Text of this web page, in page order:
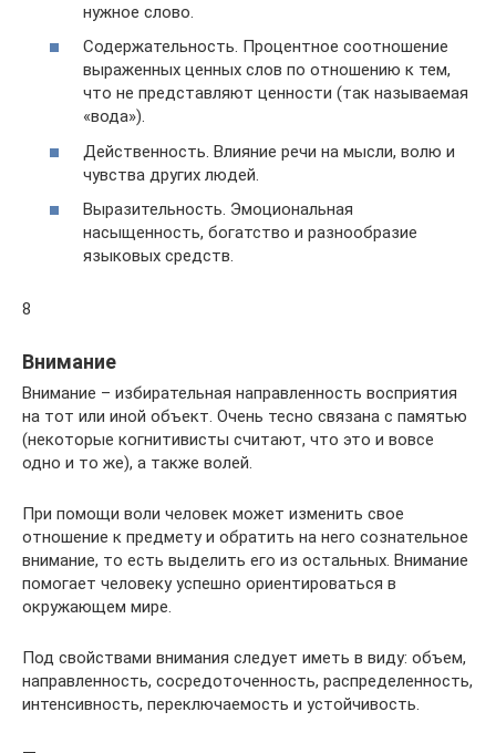
нужное слово.
Содержательность. Процентное соотношение
выраженных ценных слов по отношению к тем,
что не представляют ценности (так называемая
«вода»).
Действенность. Влияние речи на мысли, волю и
чувства других людей.
Выразительность. Эмоциональная
насыщенность, богатство и разнообразие
языковых средств.
8
Внимание
Внимание – избирательная направленность восприятия
на тот или иной объект. Очень тесно связана с памятью
(некоторые когнитивисты считают, что это и вовсе
одно и то же), а также волей.
При помощи воли человек может изменить свое
отношение к предмету и обратить на него сознательное
внимание, то есть выделить его из остальных. Внимание
помогает человеку успешно ориентироваться в
окружающем мире.
Под свойствами внимания следует иметь в виду: объем,
направленность, сосредоточенность, распределенность,
интенсивность, переключаемость и устойчивость.